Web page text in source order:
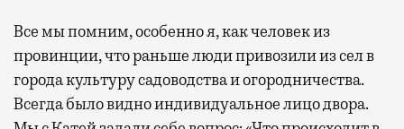
Все мы помним, особенно я, как человек из
провинции, что раньше люди привозили из сел в
города культуру садоводства и огородничества.
Всегда было видно индивидуальное лицо двора.